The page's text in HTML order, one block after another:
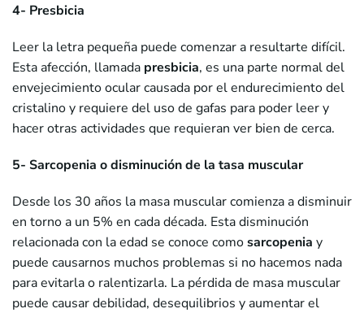
4- Presbicia
Leer la letra pequeña puede comenzar a resultarte difícil.
Esta afección, llamada presbicia, es una parte normal del
envejecimiento ocular causada por el endurecimiento del
cristalino y requiere del uso de gafas para poder leer y
hacer otras actividades que requieran ver bien de cerca.
5- Sarcopenia o disminución de la tasa muscular
Desde los 30 años la masa muscular comienza a disminuir
en torno a un 5% en cada década. Esta disminución
relacionada con la edad se conoce comosarcopenia y
puede causarnos muchos problemas si no hacemos nada
para evitarla o ralentizarla. La pérdida de masa muscular
puede causar debilidad, desequilibrios y aumentar el